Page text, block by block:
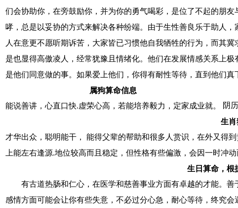
们会协助你，在旁鼓励你，并为你的勇气喝彩，是位了不起的朋
哮，总是以妥协的方式来解决各种纷端。由于生性善良乐于助人
人在意更不愿听期诉苦，大家皆已习惯他自我牺牲的行为，而其
是也显得高傲凌人，经常犹豫且情绪化。他们在发展情感关系上
是他们同意做的事。如果爱上他们，你得有耐性等待，直到他们真
属狗算命信息
能说善讲，心直口快.虚荣心高，若能培养毅力，定家成业就。
阴
生肖
才华出众，聪明能干， 能得父辈的帮助和很多人赏识，在外又得
上能左右逢源.地位较高而且稳定，但性格有些偏激，会因一时冲
生日算命，根
有古道热肠和仁心，在医学和慈善事业方面有卓越的才能。善
感情方面可能会让你有些失意，不必过分心急，耐心等待，终究会